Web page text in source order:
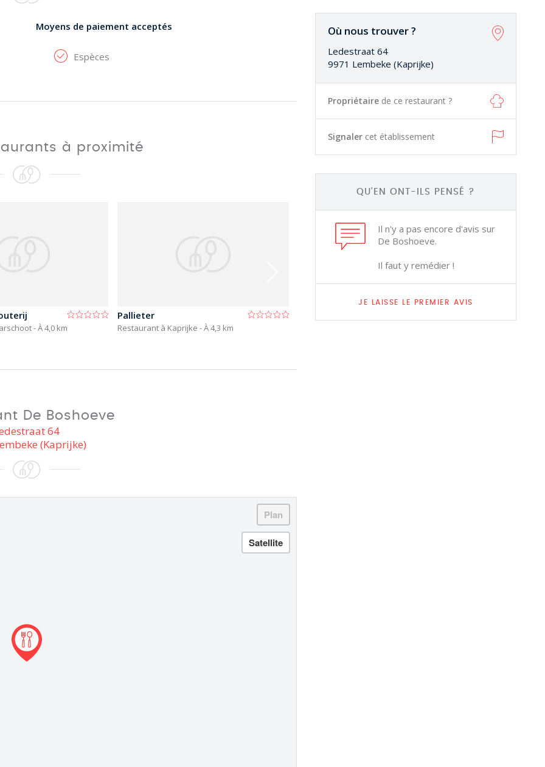
Où nous trouver ?
Ledestraat 64
9971 Lembeke (Kaprijke)
Propriétaire de ce restaurant ?
Signaler cet établissement
QU'EN ONT-ILS PENSÉ ?
Il n'y a pas encore d'avis sur
De Boshoeve.
Il faut y remédier !
JE LAISSE LE PREMIER AVIS
Moyens de paiement acceptés
Espèces
à proximité
- À 4,0 km
Pallieter
Restaurant à Kaprijke - À 4,3 km
De Boshoeve
64
(Kaprijke)